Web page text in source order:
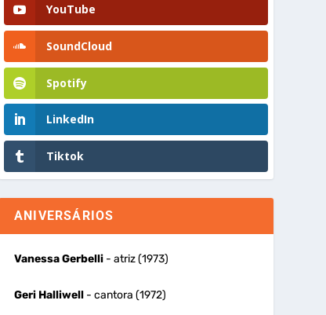
YouTube
SoundCloud
Spotify
LinkedIn
Tiktok
ANIVERSÁRIOS
Vanessa Gerbelli- atriz (1973)
Geri Halliwell- cantora (1972)